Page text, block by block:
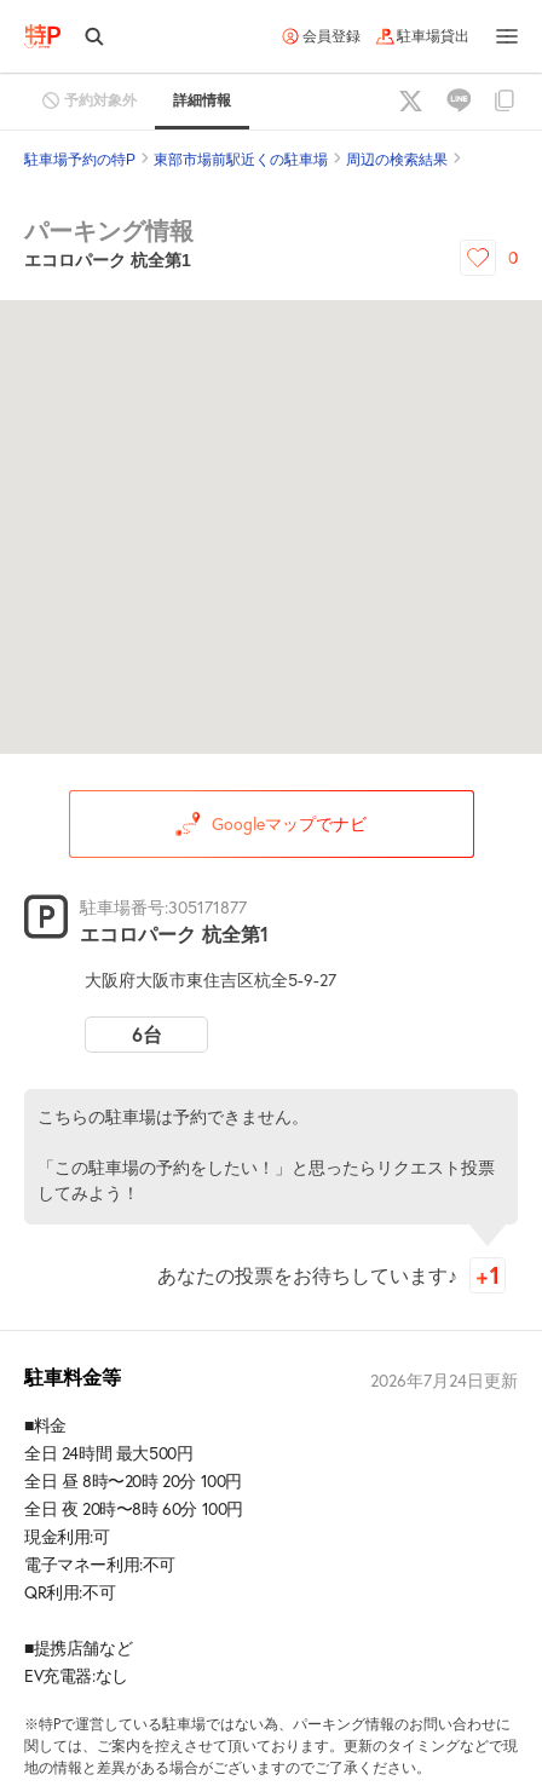
会員登録 駐車場貸出
予約対象外 詳細情報
駐車場予約の特P 東部市場前駅近くの駐車場 周辺の検索結果
パーキング情報
エコロパーク 杭全第1 0
Googleマップでナビ
駐車場番号:305171877
エコロパーク 杭全第1
大阪府大阪市東住吉区杭全5-9-27
6台
こちらの駐車場は予約できません。
「この駐車場の予約をしたい！」と思ったらリクエスト投票
してみよう！
あなたの投票をお待ちしています♪
駐車料金等 2026年7月24日更新
■料金
全日 24時間 最大500円
全日 昼 8時〜20時 20分 100円
全日 夜 20時〜8時 60分 100円
現金利用:可
電子マネー利用:不可
QR利用:不可
■提携店舗など
EV充電器:なし
※特Pで運営している駐車場ではない為、パーキング情報のお問い合わせに
関しては、ご案内を控えさせて頂いております。更新のタイミングなどで現
地の情報と差異がある場合がございますのでご了承ください。